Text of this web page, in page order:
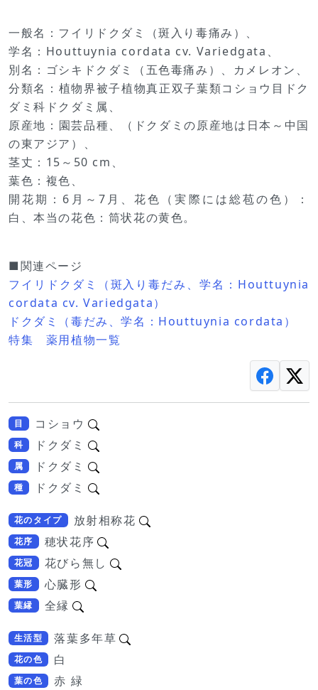
一般名：フイリドクダミ（斑入り毒痛み）、
学名：Houttuynia cordata cv. Variedgata、
別名：ゴシキドクダミ（五色毒痛み）、カメレオン、
分類名：植物界被子植物真正双子葉類コショウ目ドク
ダミ科ドクダミ属、
原産地：園芸品種、（ドクダミの原産地は日本～中国
の東アジア）、
茎丈：15～50 cm、
葉色：複色、
開花期：6月～7月、花色（実際には総苞の色）：
白、本当の花色：筒状花の黄色。
■関連ページ
フイリドクダミ（斑入り毒だみ、学名：Houttuynia
cordata cv. Variedgata）
ドクダミ（毒だみ、学名：Houttuynia cordata）
特集 薬用植物一覧
目 コショウ
科 ドクダミ
属 ドクダミ
種 ドクダミ
花のタイプ 放射相称花
花序 穂状花序
花冠 花びら無し
葉形 心臓形
葉縁 全縁
生活型 落葉多年草
花の色 白
葉の色 赤 緑